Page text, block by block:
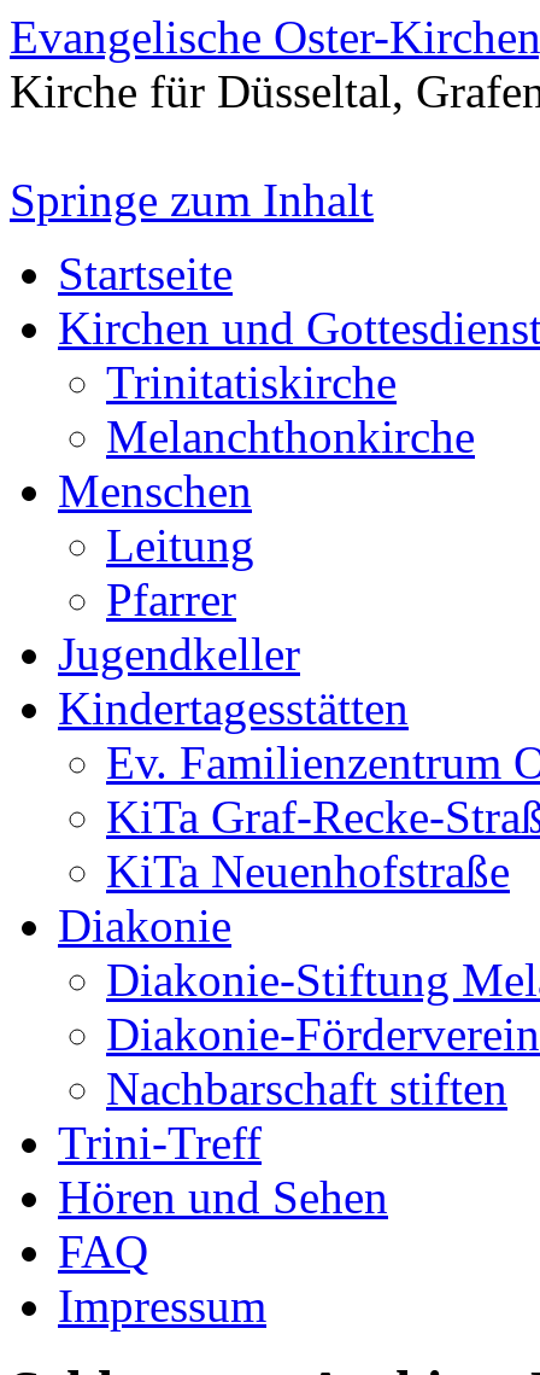
Evangelische Oster-
Kirche für Düsseltal,
Springe zum Inhalt
Startseite
Kirchen und
Trinitatiskirche
Melanchthonkirche
Menschen
Leitung
Pfarrer
Jugendkeller
Kindertagesstätten
Ev. Familienzentrum
KiTa Graf-Recke-
KiTa Neuenhofstraße
Diakonie
Diakonie-Stiftung
Diakonie-
Nachbarschaft stiften
Trini-Treff
Hören und Sehen
FAQ
Impressum